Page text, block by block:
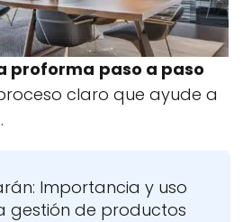
proforma paso a paso
claro que ayude a
Importancia y uso
gestión de productos